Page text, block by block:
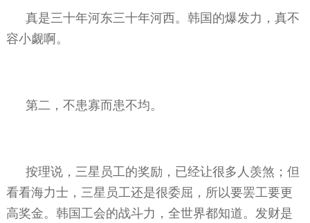
真是三十年河东三十年河西。韩国的爆发力，真不
容小觑啊。
第二，不患寡而患不均。
按理说，三星员工的奖励，已经让很多人羡煞；但
看看海力士，三星员工还是很委屈，所以要罢工要更
高奖金。韩国工会的战斗力，全世界都知道。发财是